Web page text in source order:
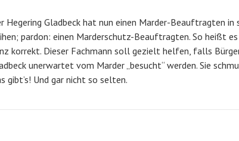
Hegering Gladbeck hat nun einen Marder-Beauftragten in
pardon: einen Marderschutz-Beauftragten. So heißt
korrekt. Dieser Fachmann soll gezielt helfen, falls
unerwartet vom Marder „besucht“ werden. Sie
gibt’s! Und gar nicht so selten.